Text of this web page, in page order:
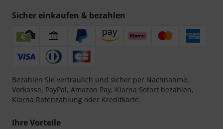
Sicher einkaufen & bezahlen
Bezahlen Sie vertraulich und sicher per Nachnahme,
Vorkasse, PayPal, Amazon Pay, Klarna Sofort bezahlen,
Klarna Ratenzahlung oder Kreditkarte.
Ihre Vorteile